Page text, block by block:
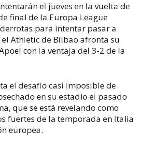
el jueves en la vuelta de
final de la Europa League
para intentar pasar a
Athletic de Bilbao afronta su
con la ventaja del 3-2 de la
el desafío casi imposible de
en su estadio el pasado
que se está revelando como
fuertes de la temporada en Italia
europea.